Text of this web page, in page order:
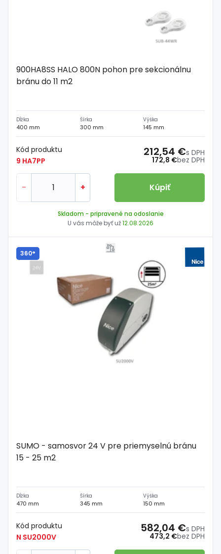
900HA8SS HALO 800N pohon pre sekcionálnu
bránu do 11 m2
Dĺžka
400 mm
Šírka
300 mm
Výška
145 mm
Kód produktu
9 HA7PP
172,8 €bez DPH
212,54 €s DPH
- + Kúpiť
Skladom - pripravené na odoslanie
U vás môže byť už12.08.2026
360°
SUMO - samosvor 24 V pre priemyselnú bránu
15 - 25 m2
Dĺžka
470 mm
Šírka
345 mm
Výška
150 mm
Kód produktu
N SU2000V
473,2 €bez DPH
582,04 €s DPH